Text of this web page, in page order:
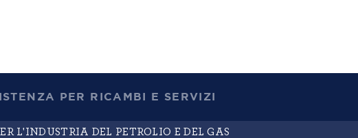
PER RICAMBI E SERVIZI
L'INDUSTRIA DEL PETROLIO E DEL GAS